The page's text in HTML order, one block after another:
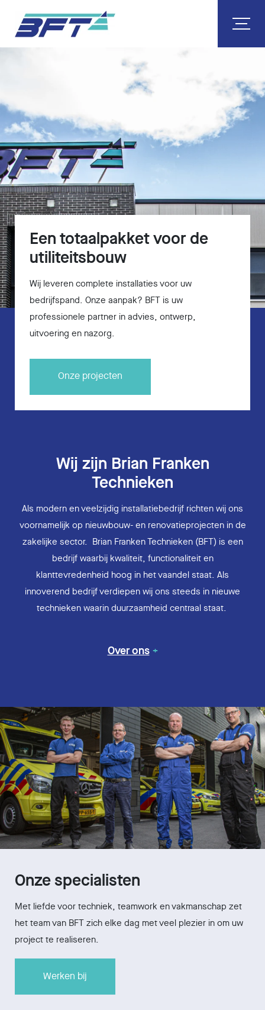
Een totaalpakket voor de
utiliteitsbouw
Wij leveren complete installaties voor uw
bedrijfspand. Onze aanpak? BFT is uw
professionele partner in advies, ontwerp,
uitvoering en nazorg.
Onze projecten
Wij zijn Brian Franken
Technieken
Als modern en veelzijdig installatiebedrijf richten wij ons
voornamelijk op nieuwbouw- en renovatieprojecten in de
zakelijke sector. Brian Franken Technieken (BFT) is een
bedrijf waarbij kwaliteit, functionaliteit en
klanttevredenheid hoog in het vaandel staat. Als
innoverend bedrijf verdiepen wij ons steeds in nieuwe
technieken waarin duurzaamheid centraal staat.
Over ons +
Onze specialisten
Met liefde voor techniek, teamwork en vakmanschap zet
het team van BFT zich elke dag met veel plezier in om uw
project te realiseren.
Werken bij